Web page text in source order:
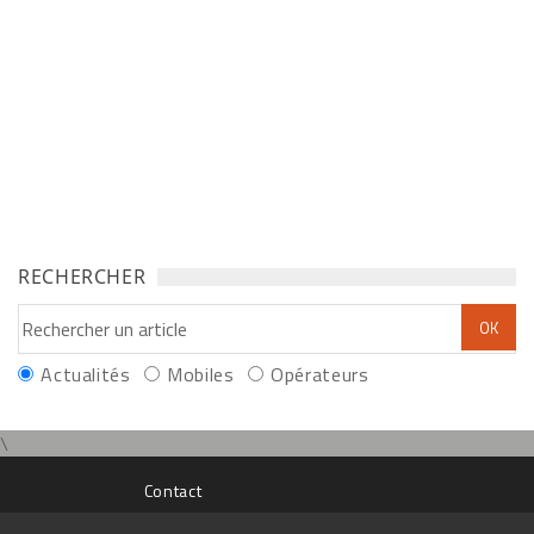
RECHERCHER
Actualités Mobiles Opérateurs
\
Contact